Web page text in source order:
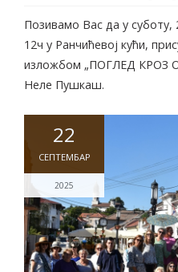
Позивамо Вас да у суботу,
12ч у Ранчићевој кући,
изложбом „ПОГЛЕД КРОЗ
Неле Пушкаш.
22
СЕПТЕМБАР
2025